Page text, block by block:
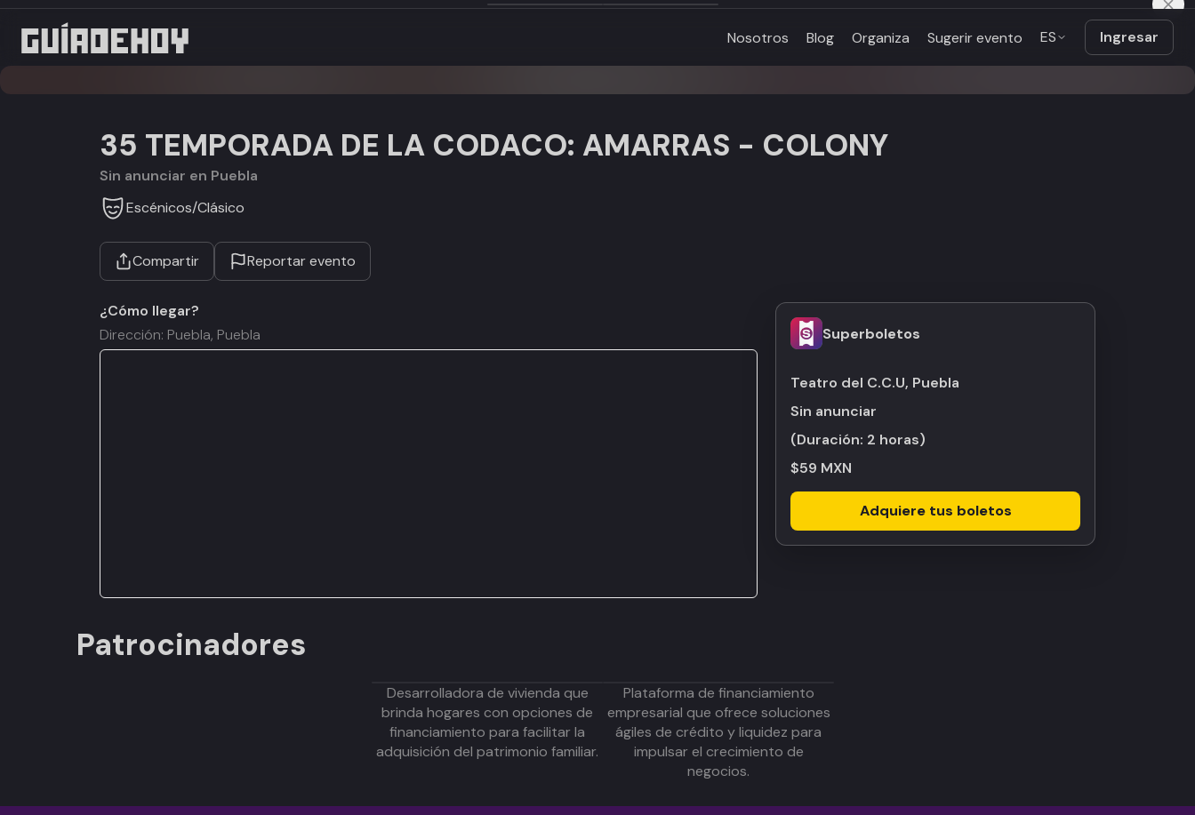
Nosotros Blog Organiza Sugerir evento ES Ingresar
35 TEMPORADA DE LA CODACO: AMARRAS - COLONY
Sin anunciar en Puebla
Escénicos/Clásico
Compartir Reportar evento
Superboletos
Teatro del C.C.U, Puebla
Sin anunciar
(Duración: 2 horas)
$59 MXN
Adquiere tus boletos
¿Cómo llegar?
Dirección: Puebla, Puebla
Patrocinadores
Desarrolladora de vivienda que
brinda hogares con opciones de
financiamiento para facilitar la
adquisición del patrimonio familiar.
Plataforma de financiamiento
empresarial que ofrece soluciones
ágiles de crédito y liquidez para
impulsar el crecimiento de
negocios.